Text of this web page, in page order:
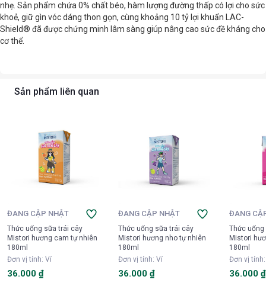
nhẹ. Sản phẩm chứa 0% chất béo, hàm lượng đường thấp có lợi cho sức
khoẻ, giữ gìn vóc dáng thon gọn, cùng khoảng 10 tỷ lợi khuẩn LAC-
Shield® đã được chứng minh lâm sàng giúp nâng cao sức đề kháng cho
cơ thể.
Sản phẩm liên quan
ĐANG CẬP NHẬT
Thức uống sữa trái cây
Mistori hương cam tự nhiên
180ml
Đơn vị tính: Vỉ
36.000 ₫
ĐANG CẬP NHẬT
Thức uống sữa trái cây
Mistori hương nho tự nhiên
180ml
Đơn vị tính:Vỉ
36.000 ₫
ĐANG
Thức
Mistori
180ml
Đơn vị tính
36.000 ₫